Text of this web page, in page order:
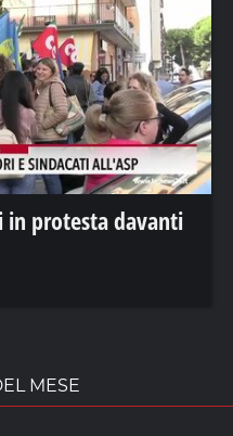
in protesta davanti
MESE